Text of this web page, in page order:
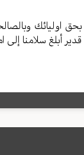
بحق اولیائك
أبلغ سلامنا إلی